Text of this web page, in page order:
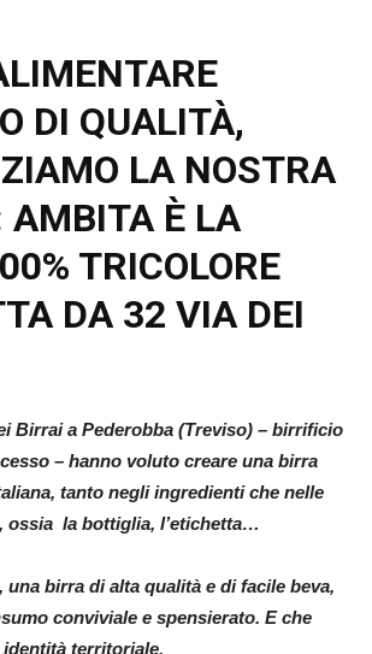
DI QUALITÀ,
LA NOSTRA
AMBITA È LA
TRICOLORE
DA 32 VIA DEI
Birrai a Pederobba (Treviso) – birrificio
– hanno voluto creare una birra
tanto negli ingredienti che nelle
ossia la bottiglia, l’etichetta…
una birra di alta qualità e di facile beva,
conviviale e spensierato. E che
territoriale.